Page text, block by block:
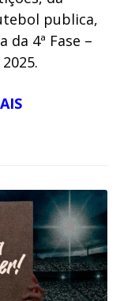
publica,
da 4ª Fase –